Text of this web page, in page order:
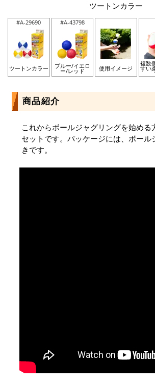
ツートンカラー
#A-29690
ツートンカラー
#A-43798
ブルー/イエロ
ー/レッド 使用イメージ
複数
すい
商品紹介
これからボールジャグリングを始め
セットです。パッケージには、ボー
きです。